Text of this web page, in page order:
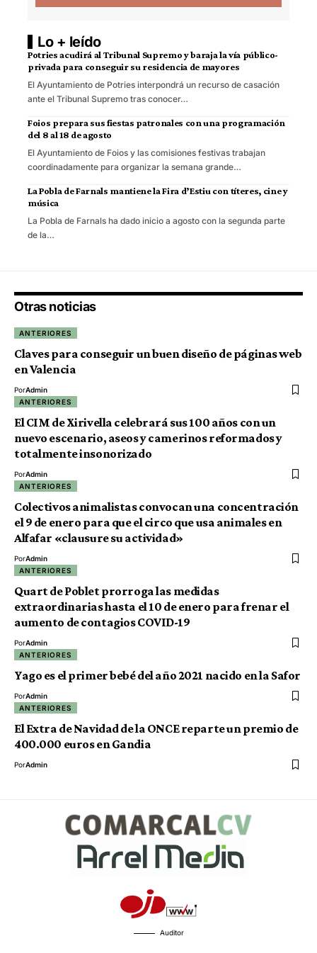
Lo + leído
Potries acudirá al Tribunal Supremo y baraja la vía público-
privada para conseguir su residencia de mayores
El Ayuntamiento de Potries interpondrá un recurso de casación
ante el Tribunal Supremo tras conocer…
Foios prepara sus fiestas patronales con una programación
del 8 al 18 de agosto
El Ayuntamiento de Foios y las comisiones festivas trabajan
coordinadamente para organizar la semana grande…
La Pobla de Farnals mantiene la Fira d’Estiu con títeres, cine y
música
La Pobla de Farnals ha dado inicio a agosto con la segunda parte
de la…
Otras noticias
ANTERIORES
Claves para conseguir un buen diseño de páginas web
en Valencia
PorAdmin
ANTERIORES
El CIM de Xirivella celebrará sus 100 años con un
nuevo escenario, aseos y camerinos reformados y
totalmente insonorizado
PorAdmin
ANTERIORES
Colectivos animalistas convocan una concentración
el 9 de enero para que el circo que usa animales en
Alfafar «clausure su actividad»
PorAdmin
ANTERIORES
Quart de Poblet prorroga las medidas
extraordinarias hasta el 10 de enero para frenar el
aumento de contagios COVID-19
PorAdmin
ANTERIORES
Yago es el primer bebé del año 2021 nacido en la Safor
PorAdmin
ANTERIORES
El Extra de Navidad de la ONCE reparte un premio de
400.000 euros en Gandia
PorAdmin
Auditor